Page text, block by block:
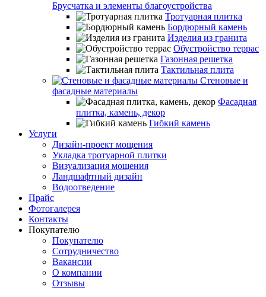
Брусчатка и элементы благоустройства
Тротуарная плитка
Бордюрный камень
Изделия из гранита
Обустройство террас
Газонная решетка
Тактильная плита
Стеновые и
фасадные материалы
Фасадная
плитка, камень, декор
Гибкий камень
Услуги
Дизайн-проект мощения
Укладка тротуарной плитки
Визуализация мощения
Ландшафтный дизайн
Водоотведение
Прайс
Фотогалерея
Контакты
Покупателю
Покупателю
Сотрудничество
Вакансии
О компании
Отзывы